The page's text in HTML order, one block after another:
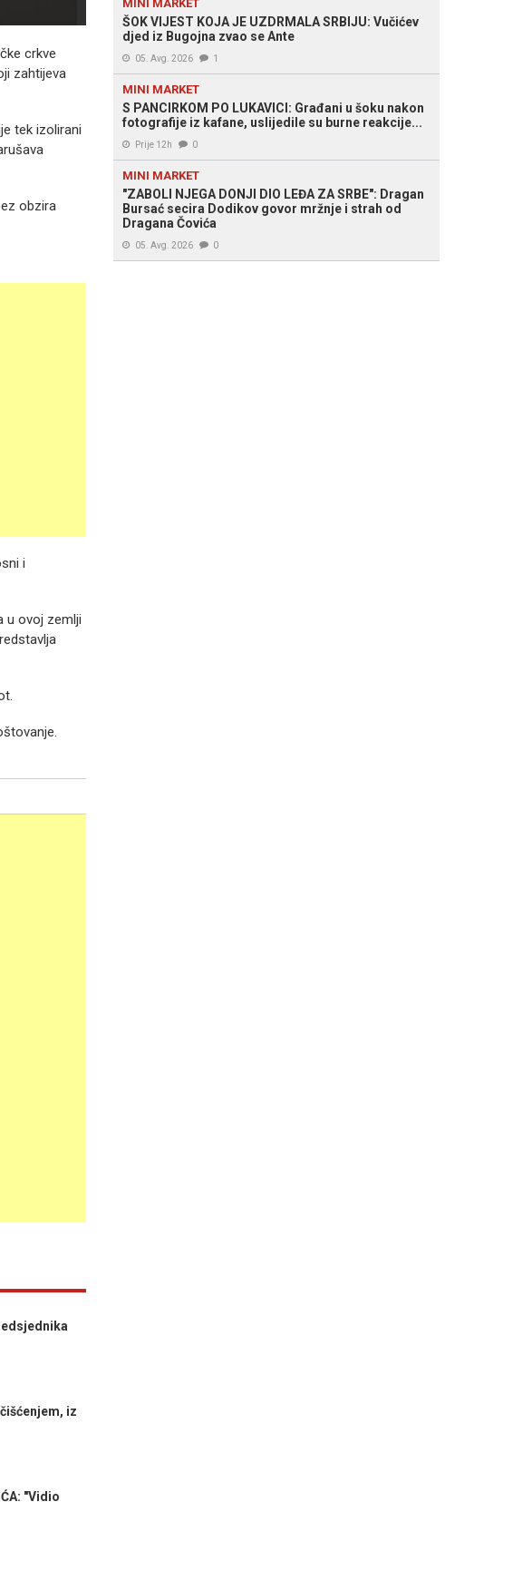
crkve
zahtijeva
tek izolirani
obzira
i
u ovoj zemlji
iz
"Vidio
MINI MARKET
ŠOK VIJEST KOJA JE UZDRMALA SRBIJU: Vučićev
djed iz Bugojna zvao se Ante
05. Avg. 2026 1
MINI MARKET
S PANCIRKOM PO LUKAVICI: Građani u šoku nakon
fotografije iz kafane, uslijedile su burne reakcije...
Prije 12h 0
MINI MARKET
"ZABOLI NJEGA DONJI DIO LEĐA ZA SRBE": Dragan
Bursać secira Dodikov govor mržnje i strah od
Dragana Čovića
05. Avg. 2026 0